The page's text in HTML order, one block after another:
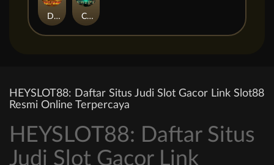
Duel at Dawn Cursed Crypt
HEYSLOT88: Daftar Situs Judi Slot Gacor Link Slot88
Resmi Online Terpercaya
HEYSLOT88: Daftar Situs
Judi Slot Gacor Link